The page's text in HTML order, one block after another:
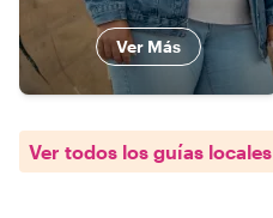
Ver Más
Ver todos los guías locales